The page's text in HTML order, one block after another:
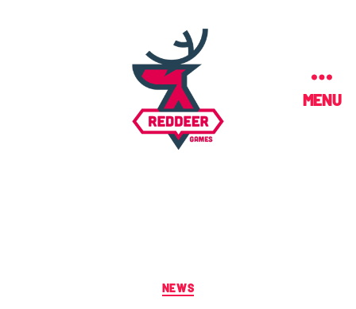
MENU
NEWS